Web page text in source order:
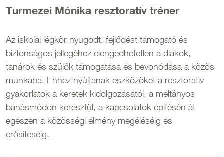
Turmezei Mónika resztoratív tréner
Az iskolai légkör nyugodt, fejlődést támogató és
biztonságos jellegéhez elengedhetetlen a diákok,
tanárok és szülők támogatása és bevonódása a közös
munkába. Ehhez nyújtanak eszközöket a resztoratív
gyakorlatok a keretek kidolgozásától, a méltányos
bánásmódon keresztül, a kapcsolatok építésén át
egészen a közösségi élmény megéléséig és
erősítéséig.